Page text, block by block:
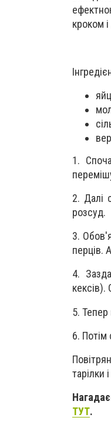
кроком
1.
2. Далі
розсуд.
3.
перців.
4.
5.
6.
тарілки
ТУТ.